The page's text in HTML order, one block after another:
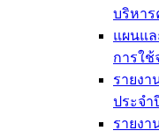
บริหาร
แผนแ
การใช้
รายงา
ประจำ
รายงา